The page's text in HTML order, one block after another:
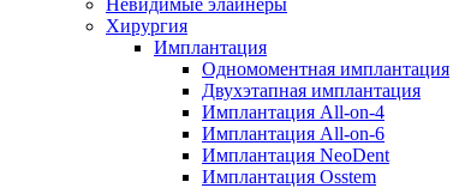
Невидимые элайнеры
Хирургия
Имплантация
Одномоментная имплантация
Двухэтапная имплантация
Имплантация All-on-4
Имплантация All-on-6
Имплантация NeoDent
Имплантация Osstem